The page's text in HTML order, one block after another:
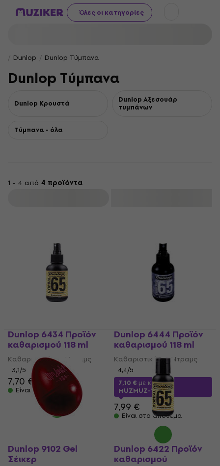
Όλες οι κατηγορίες
Dunlop Dunlop Τύμπανα
Dunlop Τύμπανα
Dunlop Κρουστά Dunlop Αξεσουάρ
τυμπάνων
Τύμπανα - όλα
1 - 4 από 4 προϊόντα
Dunlop 6434 Προϊόν
καθαρισμού 118 ml
Καθαριστικό για Ντραμς
3,1/5
7,70 € 7,99 €
Είναι στο απόθεμα
Dunlop 6444 Προϊόν
καθαρισμού 118 ml
Καθαριστικό για Ντραμς
4,4/5
7,10 € με κωδικό
MUZMUZ-10
7,99 €
Είναι στο απόθεμα
Dunlop 9102 Gel
Σέικερ
Dunlop 6422 Προϊόν
καθαρισμού